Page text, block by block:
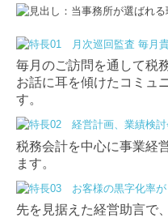
セカンドオピニオン
よくある質問
採用情報
採用メッセージ
毎月のご訪問を通して税
お話に耳を傾けたコミュ
す。
税務会計を中心に事業経
ます。
先を見据えた経営助言で